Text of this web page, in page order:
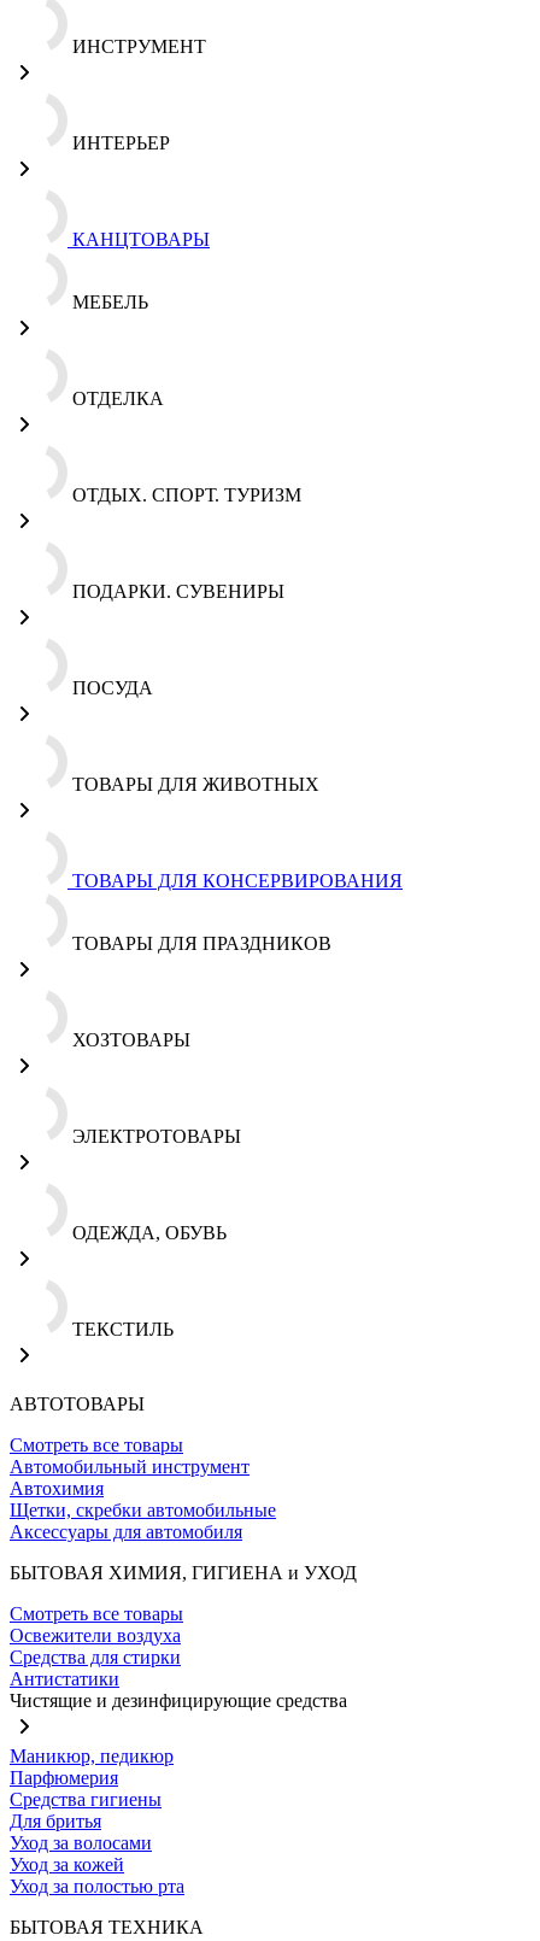
ИНСТРУМЕНТ
ИНТЕРЬЕР
КАНЦТОВАРЫ
МЕБЕЛЬ
ОТДЕЛКА
ОТДЫХ. СПОРТ. ТУРИЗМ
ПОДАРКИ. СУВЕНИРЫ
ПОСУДА
ТОВАРЫ ДЛЯ ЖИВОТНЫХ
ТОВАРЫ ДЛЯ КОНСЕРВИРОВАНИЯ
ТОВАРЫ ДЛЯ ПРАЗДНИКОВ
ХОЗТОВАРЫ
ЭЛЕКТРОТОВАРЫ
ОДЕЖДА, ОБУВЬ
ТЕКСТИЛЬ
АВТОТОВАРЫ
Смотреть все товары
Автомобильный инструмент
Автохимия
Щетки, скребки автомобильные
Аксессуары для автомобиля
БЫТОВАЯ ХИМИЯ, ГИГИЕНА и УХОД
Смотреть все товары
Освежители воздуха
Средства для стирки
Антистатики
Чистящие и дезинфицирующие средства
Маникюр, педикюр
Парфюмерия
Средства гигиены
Для бритья
Уход за волосами
Уход за кожей
Уход за полостью рта
БЫТОВАЯ ТЕХНИКА